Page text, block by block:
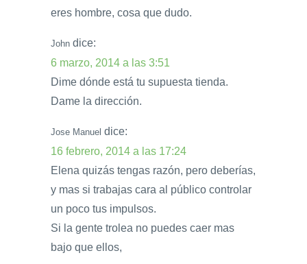
eres hombre, cosa que dudo.
John dice:
6 marzo, 2014 a las 3:51
Dime dónde está tu supuesta tienda.
Dame la dirección.
Jose Manuel dice:
16 febrero, 2014 a las 17:24
Elena quizás tengas razón, pero deberías,
y mas si trabajas cara al público controlar
un poco tus impulsos.
Si la gente trolea no puedes caer mas
bajo que ellos,